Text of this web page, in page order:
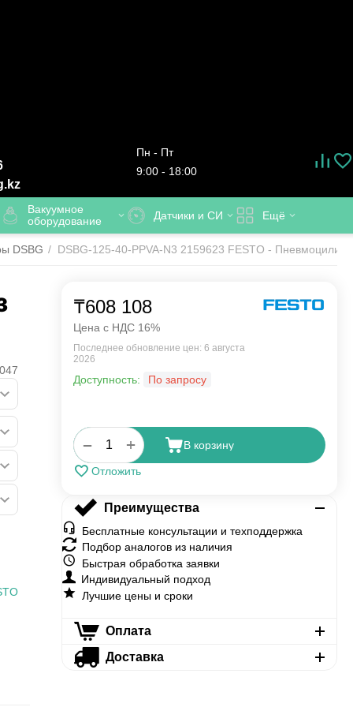
Пн - Пт
9:00 - 18:00
Вакуумное
оборудование
Датчики и СИ Ещё
DSBG / DSBG-125-40-PPVA-N3 2159623 FESTO -
₸608 108
Цена с НДС 16%
Последнее обновление цен: 6 августа
2026
Доступность: По запросу
+
− В корзину
Отложить
Преимущества
Бесплатные консультации и техподдержка
Подбор аналогов из наличия
Быстрая обработка заявки
Индивидуальный подход
Лучшие цены и сроки
Оплата
Доставка